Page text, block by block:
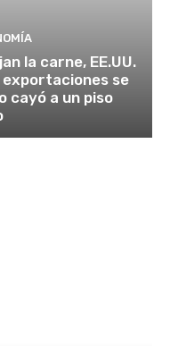
la carne, EE.UU.
exportaciones se
cayó a un piso